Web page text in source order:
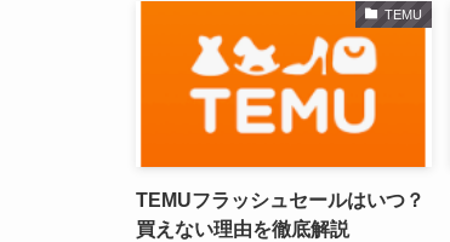
TEMU
TEMUフラッシュセールはいつ？
買えない理由を徹底解説